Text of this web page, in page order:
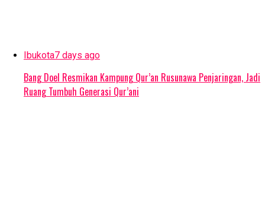
Ibukota7 days ago
Bang Doel Resmikan Kampung Qur’an Rusunawa Penjaringan, Jadi
Ruang Tumbuh Generasi Qur’ani